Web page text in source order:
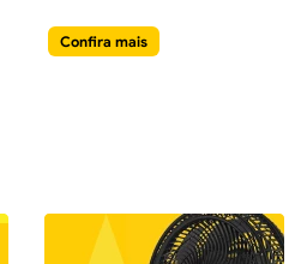
Confira mais